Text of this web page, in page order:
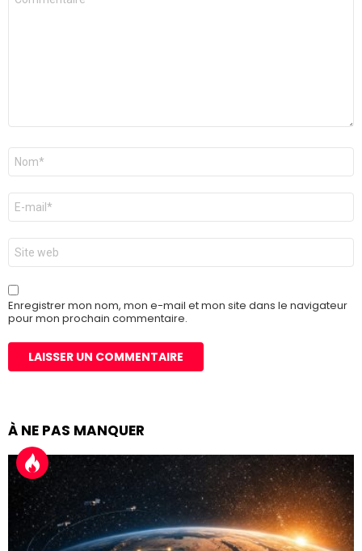
Nom
E-
mail
*
Site
web
Enregistrer mon nom, mon e-mail et mon site dans le navigateur
pour mon prochain commentaire.
À NE PAS MANQUER